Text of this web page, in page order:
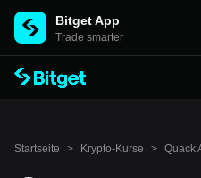
Bitget App
Trade smarter
Startseite > Krypto-Kurse > Quack